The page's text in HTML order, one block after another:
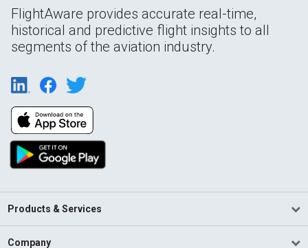
FlightAware provides accurate real-time,
historical and predictive flight insights to all
segments of the aviation industry.
Products & Services
Company